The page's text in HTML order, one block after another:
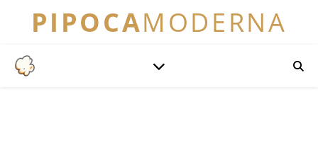
PIPOCAMODERNA